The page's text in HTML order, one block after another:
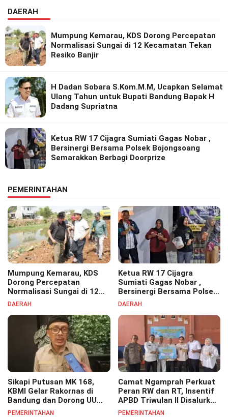
DAERAH
Mumpung Kemarau, KDS Dorong Percepatan
Normalisasi Sungai di 12 Kecamatan Tekan
Resiko Banjir
H Dadan Sobara S.Kom.M.M, Ucapkan Selamat
Ulang Tahun untuk Bupati Bandung Bapak H
Dadang Supriatna
Ketua RW 17 Cijagra Sumiati Gagas Nobar ,
Bersinergi Bersama Polsek Bojongsoang
Semarakkan Berbagi Doorprize
PEMERINTAHAN
Mumpung Kemarau, KDS
Dorong Percepatan
Normalisasi Sungai di 12
Kecamatan Tekan Resiko
DAERAH
Ketua RW 17 Cijagra
Sumiati Gagas Nobar ,
Bersinergi Bersama Polsek
Bojongsoang Semarakkan
DAERAH
Sikapi Putusan MK 168,
KBMI Gelar Rakornas di
Bandung dan Dorong UU
Perlindungan Pekerja
PEMERINTAHAN
Camat Ngamprah Perkuat
Peran RW dan RT, Insentif
APBD Triwulan II Disalurkan
untuk Tingkatkan
PEMERINTAHAN